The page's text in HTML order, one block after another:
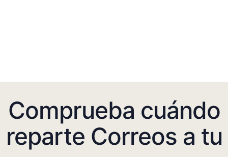
Comprueba cuándo
reparte Correos a tu